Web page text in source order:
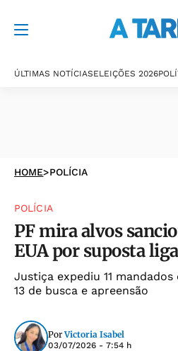
ÚLTIMAS NOTÍCIASELEIÇÕES 2026
HOME>POLÍCIA
POLÍCIA
PF mira alvos
EUA por suposta
Justiça expediu 11
13 de busca e apreensão
Por Victoria Isabel
03/07/2026 - 7:54 h